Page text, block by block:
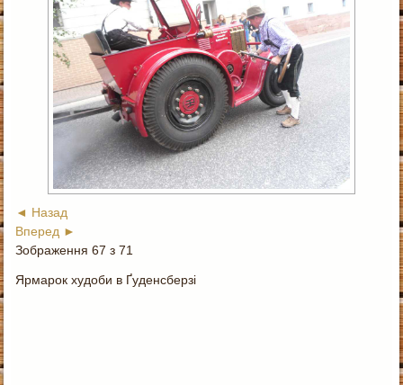
◄ Назад
Вперед ►
Зображення 67 з 71
Ярмарок худоби в Ґуденсберзі